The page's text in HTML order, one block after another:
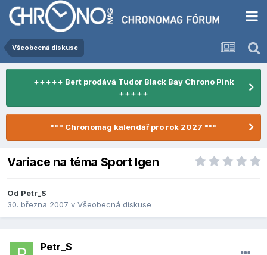
Všeobecná diskuse
+++++ Bert prodává Tudor Black Bay Chrono Pink
+++++
*** Chronomag kalendář pro rok 2027 ***
Variace na téma Sport Igen
Od Petr_S
30. března 2007 v Všeobecná diskuse
Petr_S